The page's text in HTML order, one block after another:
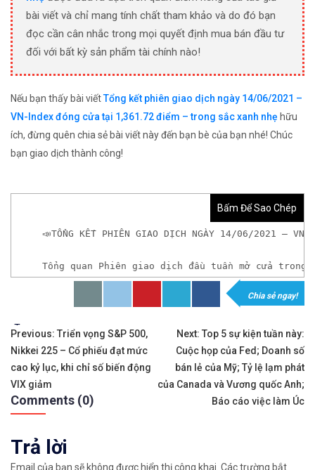
bài viết và chỉ mang tính chất tham khảo và do đó bạn
đọc cần cân nhắc trong mọi quyết định mua bán đầu tư
đối với bất kỳ sản phẩm tài chính nào!
Nếu bạn thấy bài viếtTổng kết phiên giao dịch ngày 14/06/2021 –
VN-Index đóng cửa tại 1,361.72 điểm – trong sắc xanh nhẹ hữu
ích, đừng quên chia sẻ bài viết này đến bạn bè của bạn nhé! Chúc
bạn giao dịch thành công!
Bấm Để Sao Chép
📣TỔNG KẾT PHIÊN GIAO DỊCH NGÀY 14/06/2021 –
Tổng quan Phiên giao dịch đầu tuần mở cửa
𝘟𝘦𝘮 𝘤𝘩𝘪 𝘵𝘪ế𝘵: https://chungkhoanforex.com/
✨𝐁ạ𝐧 𝐜𝐡ư𝐚 𝐜ó 𝐓à𝐢 𝐊𝐡𝐨ả𝐧 𝐠𝐢𝐚𝐨 𝐝ị𝐜𝐡 𝐂𝐡ứ𝐧𝐠 𝐊𝐡𝐨á𝐧 𝐕𝐢ệ𝐭
👉𝘔ở 𝘵à𝘪 𝘬𝘩𝘰ả𝘯 𝘵𝘳ê𝘯 𝘴à𝘯 𝘛𝘊𝘉𝘚: https://
✅Phí giao dịch thấp nhất thị trường, miễn phí
👉Xem hướng dẫn đầy đủ tại: https://
Chia sẻ ngay!
Tags:
Điều
hướng
bài
viết
Previous: Triển vọng S&P 500,
Nikkei 225 – Cổ phiếu đạt mức
cao kỷ lục, khi chỉ số biến động
VIX giảm
Next: Top 5 sự kiện tuần này:
Cuộc họp của Fed; Doanh số
bán lẻ của Mỹ; Tỷ lệ lạm phát
của Canada và Vương quốc Anh;
Báo cáo việc làm Úc
Comments (0)
Trả lời
Email của bạn sẽ không được hiển thị công khai. Các trường bắt